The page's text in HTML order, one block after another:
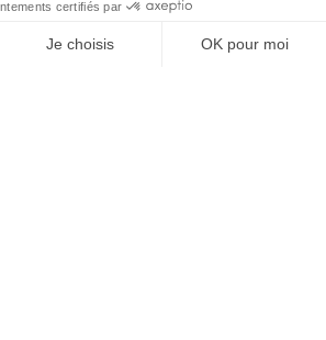
certifiés par
Je choisis OK pour moi